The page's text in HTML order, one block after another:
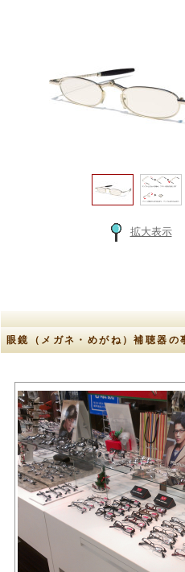
拡大表示
眼鏡（メガネ・めがね）補聴器の